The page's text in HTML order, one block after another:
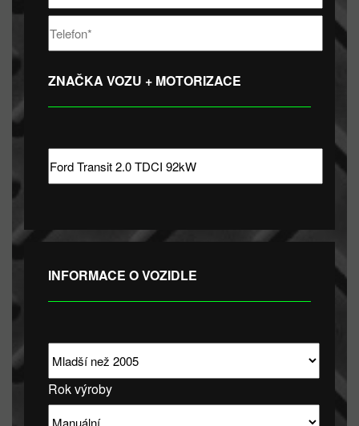
ZNAČKA VOZU + MOTORIZACE
INFORMACE O VOZIDLE
Rok výroby